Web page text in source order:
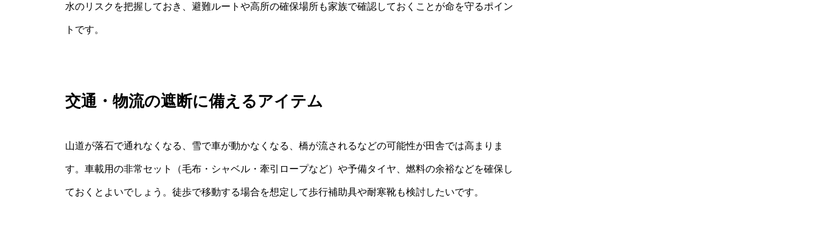
水のリスクを把握しておき、避難ルートや高所の確保場所も家族で確認しておくことが命を守るポイン
トです。
交通・物流の遮断に備えるアイテム
山道が落石で通れなくなる、雪で車が動かなくなる、橋が流されるなどの可能性が田舎では高まりま
す。車載用の非常セット（毛布・シャベル・牽引ロープなど）や予備タイヤ、燃料の余裕などを確保し
ておくとよいでしょう。徒歩で移動する場合を想定して歩行補助具や耐寒靴も検討したいです。